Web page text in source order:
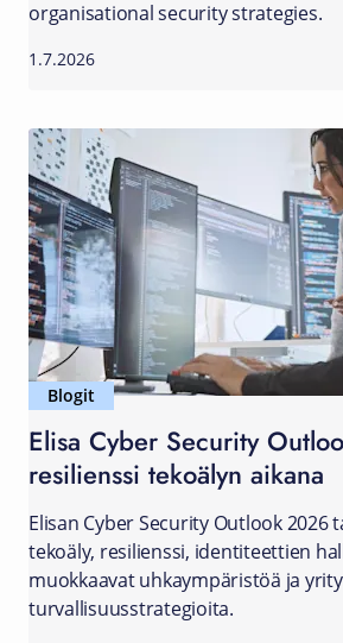
organisational security strategies.
1.7.2026
Blogit
Elisa Cyber Security
resilienssi tekoälyn aikana
Elisan Cyber Security Outlook 2026
tekoäly, resilienssi, identiteettien
muokkaavat uhkaympäristöä ja
turvallisuusstrategioita.